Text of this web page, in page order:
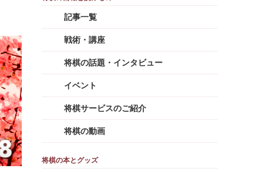
記事一覧
戦術・講座
将棋の話題・インタビュー
イベント
将棋サービスのご紹介
将棋の動画